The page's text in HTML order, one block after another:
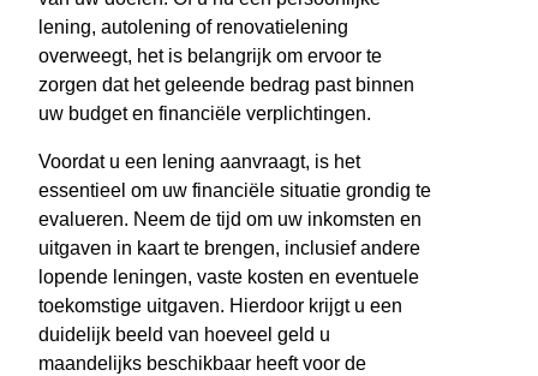
lening, autolening of renovatielening
overweegt, het is belangrijk om ervoor te
zorgen dat het geleende bedrag past binnen
uw budget en financiële verplichtingen.
Voordat u een lening aanvraagt, is het
essentieel om uw financiële situatie grondig te
evalueren. Neem de tijd om uw inkomsten en
uitgaven in kaart te brengen, inclusief andere
lopende leningen, vaste kosten en eventuele
toekomstige uitgaven. Hierdoor krijgt u een
duidelijk beeld van hoeveel geld u
maandelijks beschikbaar heeft voor de